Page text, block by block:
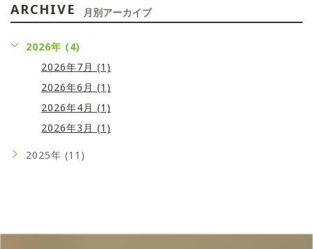
ARCHIVE 月別アーカイブ
2026年 (4)
2026年7月 (1)
2026年6月 (1)
2026年4月 (1)
2026年3月 (1)
2025年 (11)